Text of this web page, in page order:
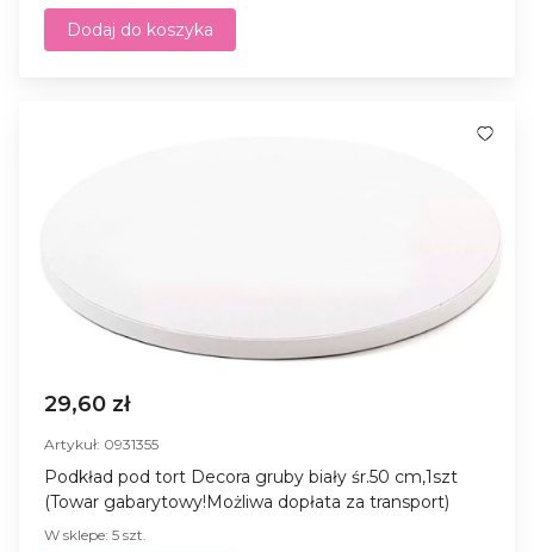
Dodaj do koszyka
29,60 zł
Artykuł: 0931355
Podkład pod tort Decora gruby biały śr.50 cm,1szt
(Towar gabarytowy!Możliwa dopłata za transport)
W sklepe: 5 szt.